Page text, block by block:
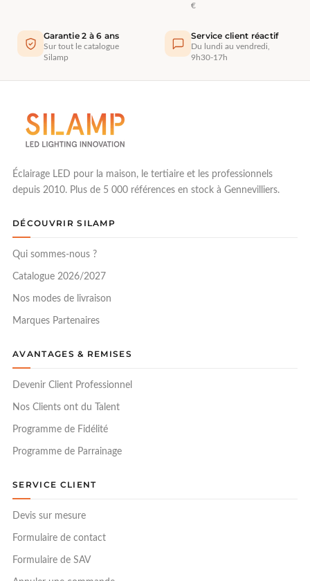
€
Garantie 2 à 6 ans
Sur tout le catalogue
Silamp
Service client réactif
Du lundi au vendredi,
9h30-17h
Éclairage LED pour la maison, le tertiaire et les professionnels
depuis 2010. Plus de 5 000 références en stock à Gennevilliers.
DÉCOUVRIR SILAMP
Qui sommes-nous ?
Catalogue 2026/2027
Nos modes de livraison
Marques Partenaires
AVANTAGES & REMISES
Devenir Client Professionnel
Nos Clients ont du Talent
Programme de Fidélité
Programme de Parrainage
SERVICE CLIENT
Devis sur mesure
Formulaire de contact
Formulaire de SAV